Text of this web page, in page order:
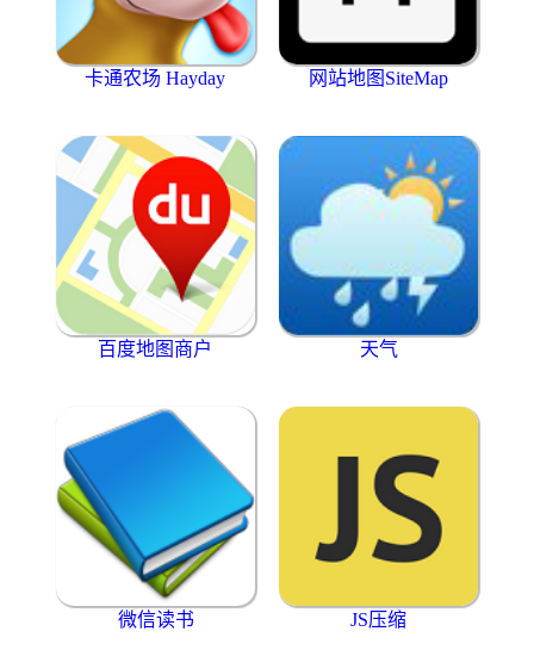
卡通农场 Hayday 网站地图SiteMap
百度地图商户 天气
微信读书 JS压缩